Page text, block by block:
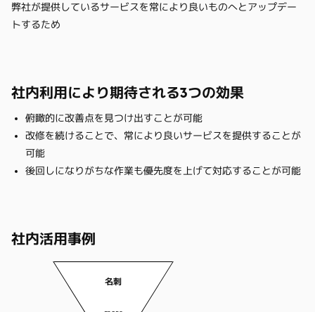
弊社が提供しているサービスを常により良いものへとアップデー
トするため
社内利用により期待される3つの効果
俯瞰的に改善点を見つけ出すことが可能
改修を続けることで、常により良いサービスを提供することが
可能
後回しになりがちな作業も優先度を上げて対応することが可能
社内活用事例
名刺